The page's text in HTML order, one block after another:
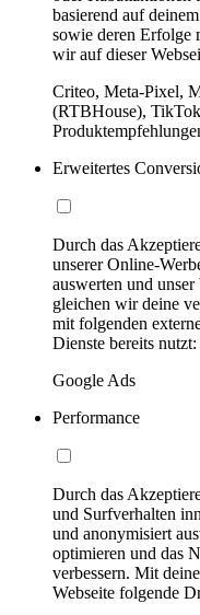
basierend auf
sowie deren Erfolge
wir auf dieser
Criteo, Meta-Pixel,
(RTBHouse),
Erweitertes
Durch das
unserer Online-
auswerten und
gleichen wir deine
mit folgenden
Dienste bereits nutzt:
Google Ads
Performance
Durch das
und Surfverhalten
und anonymisiert
optimieren und das
verbessern. Mit
Webseite folgende